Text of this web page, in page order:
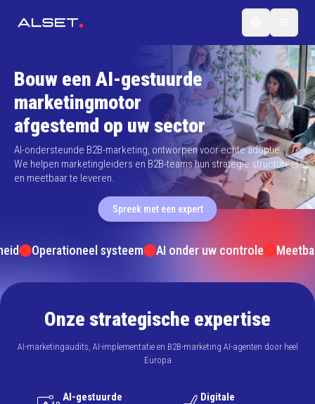
Bouw een AI-gestuurde
marketingmotor
afgestemd op uw sector
AI-ondersteunde B2B-marketing, ontworpen voor echte adoptie.
We helpen marketingleiders en B2B-teams hun strategie structureel
en meetbaar te leveren.
Spreek met een expert
Operationeel systeem AI onder uw controle
Onze strategische expertise
AI-marketingaudits, AI-implementatie en B2B-marketing AI-agenten door heel
Europa
AI-gestuurde
Digitale